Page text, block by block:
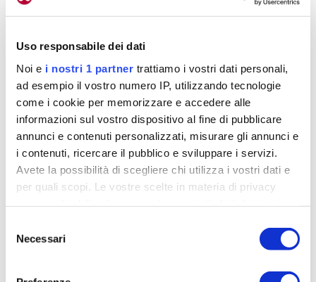
Uso responsabile dei dati
Noi e i nostri 1 partner trattiamo i vostri dati personali,
ad esempio il vostro numero IP, utilizzando tecnologie
come i cookie per memorizzare e accedere alle
informazioni sul vostro dispositivo al fine di pubblicare
annunci e contenuti personalizzati, misurare gli annunci e
i contenuti, ricercare il pubblico e sviluppare i servizi.
Avete la possibilità di scegliere chi utilizza i vostri dati e
per quali scopi. Le vostre scelte in materia di privacy
revocare il proprio consenso in qualsiasi momento dalla
Dichiarazione sui cookie o facendo clic sull'icona di
delNecessari
Siamo obbligati dalla Federazione, come tutti, a
correre nel Triveneto (Trentino Alto-Adige, Veneto
e Friuli Venezia Giuali, ndr). Possiamo uscire solo
quando mancano le gare. Per fortuna l’80 per
cento dell’attività la svolgeremo vicino casa
Andremo anche a tre prove di Coppa Italia, in Puglia,
a Bergamo, una in Veneto. Poi ci saranno i
campionati nazionali in Toscana.